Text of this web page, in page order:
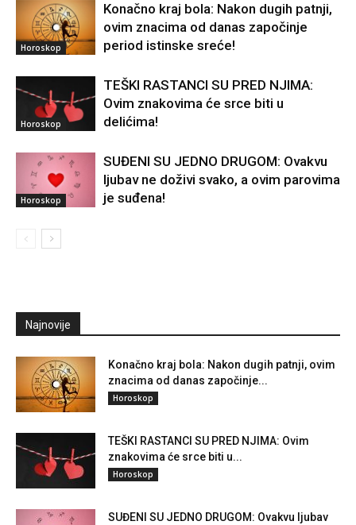
Horoskop
Konačno kraj bola: Nakon dugih patnji,
ovim znacima od danas započinje
period istinske sreće!
Horoskop
TEŠKI RASTANCI SU PRED NJIMA:
Ovim znakovima će srce biti u
delićima!
Horoskop
SUĐENI SU JEDNO DRUGOM: Ovakvu
ljubav ne doživi svako, a ovim parovima
je suđena!
Najnovije
Konačno kraj bola: Nakon dugih patnji, ovim
znacima od danas započinje...
Horoskop
TEŠKI RASTANCI SU PRED NJIMA: Ovim
znakovima će srce biti u...
Horoskop
SUĐENI SU JEDNO DRUGOM: Ovakvu ljubav